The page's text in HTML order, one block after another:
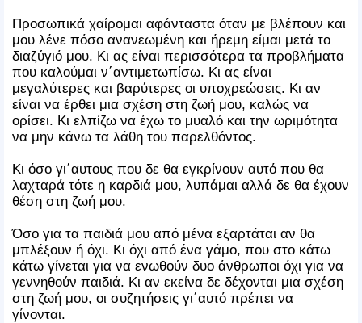
Προσωπικά χαίρομαι αφάνταστα όταν με βλέπουν και
μου λένε πόσο ανανεωμένη και ήρεμη είμαι μετά το
διαζύγιό μου. Κι ας είναι περισσότερα τα προβλήματα
που καλούμαι ν΄αντιμετωπίσω. Κι ας είναι
μεγαλύτερες και βαρύτερες οι υποχρεώσεις. Κι αν
είναι να έρθει μια σχέση στη ζωή μου, καλώς να
ορίσει. Κι ελπίζω να έχω το μυαλό και την ωριμότητα
να μην κάνω τα λάθη του παρελθόντος.
Κι όσο γι΄αυτους που δε θα εγκρίνουν αυτό που θα
λαχταρά τότε η καρδιά μου, λυπάμαι αλλά δε θα έχουν
θέση στη ζωή μου.
Όσο για τα παιδιά μου από μένα εξαρτάται αν θα
μπλέξουν ή όχι. Κι όχι από ένα γάμο, που στο κάτω
κάτω γίνεται για να ενωθούν δυο άνθρωποι όχι για να
γεννηθούν παιδιά. Κι αν εκείνα δε δέχονται μια σχέση
στη ζωή μου, οι συζητήσεις γι΄αυτό πρέπει να
γίνονται.